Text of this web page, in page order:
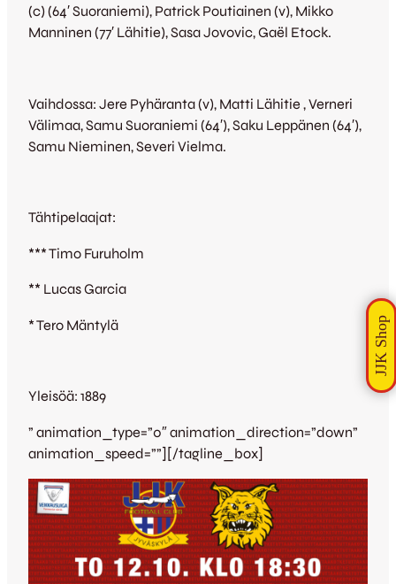
(c) (64′ Suoraniemi), Patrick Poutiainen (v), Mikko
Manninen (77′ Lähitie), Sasa Jovovic, Gaël Etock.
Vaihdossa: Jere Pyhäranta (v), Matti Lähitie , Verneri
Välimaa, Samu Suoraniemi (64′), Saku Leppänen (64′),
Samu Nieminen, Severi Vielma.
Tähtipelaajat:
*** Timo Furuholm
** Lucas Garcia
* Tero Mäntylä
Yleisöä: 1889
” animation_type=”0″ animation_direction=”down”
animation_speed=””][/tagline_box]